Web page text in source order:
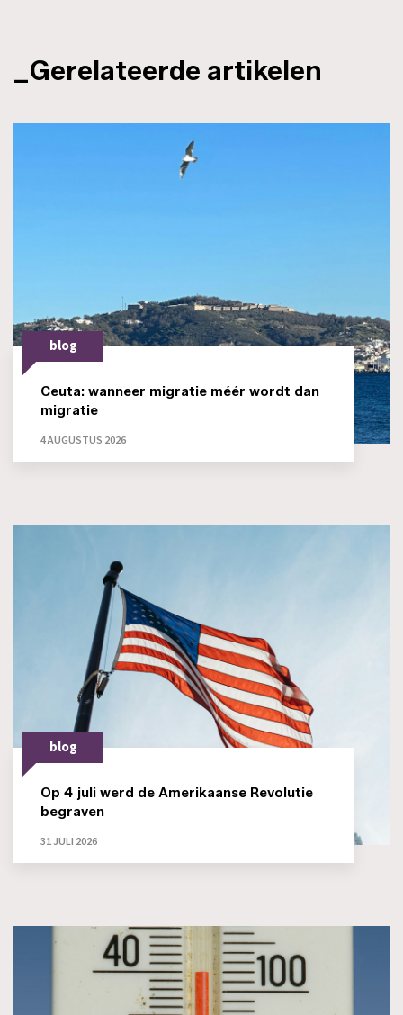
_Gerelateerde artikelen
blog
Ceuta: wanneer migratie méér wordt dan
migratie
4 AUGUSTUS 2026
blog
Op 4 juli werd de Amerikaanse Revolutie
begraven
31 JULI 2026